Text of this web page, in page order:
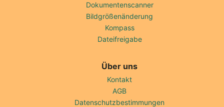
Dokumentenscanner
Bildgrößenänderung
Kompass
Dateifreigabe
Über uns
Kontakt
AGB
Datenschutzbestimmungen